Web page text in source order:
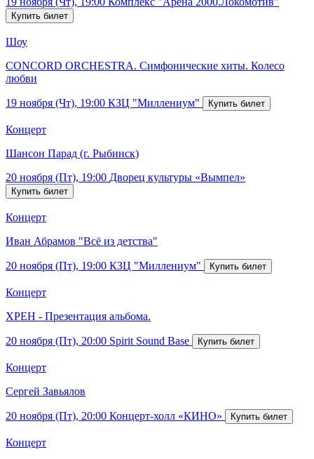
Шоу
CONCORD ORCHESTRA. Симфонические хиты. Колесо
любви
19 ноября (Чт), 19:00 КЗЦ "Миллениум"
Концерт
Шансон Парад (г. Рыбинск)
20 ноября (Пт), 19:00 Дворец культуры «Вымпел»
Концерт
Иван Абрамов "Всё из детства"
20 ноября (Пт), 19:00 КЗЦ "Миллениум"
Концерт
ХРЕН - Презентация альбома.
20 ноября (Пт), 20:00 Spirit Sound Base
Концерт
Сергей Завьялов
20 ноября (Пт), 20:00 Концерт-холл «КИНО»
Концерт